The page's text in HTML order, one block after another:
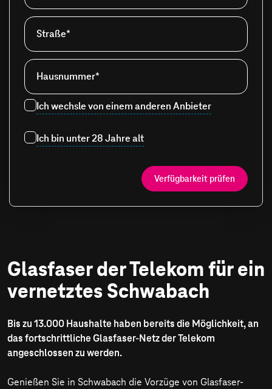
Straße*
Hausnummer*
Ich wechsle von einem anderen Anbieter
Ich bin unter 28 Jahre alt
Verfügbarkeit prüfen
Glasfaser der Telekom für ein
vernetztes Schwabach
Bis zu 13.000 Haushalte haben bereits die Möglichkeit, an
das fortschrittliche Glasfaser-Netz der Telekom
angeschlossen zu werden.
Genießen Sie in Schwabach die Vorzüge von Glasfaser-